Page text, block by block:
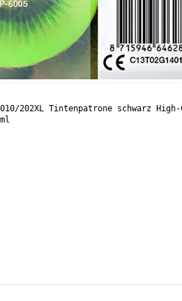
202XL Tintenpatrone schwarz